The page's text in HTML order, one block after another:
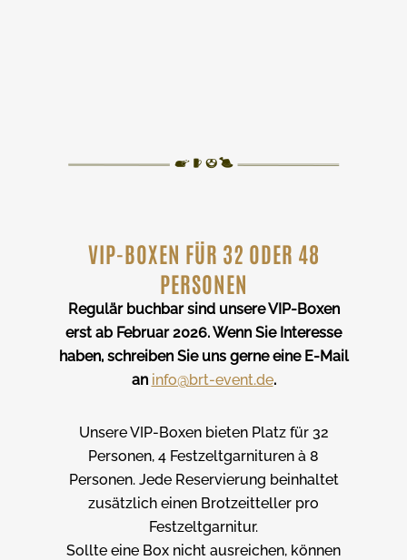
VIP-BOXEN FÜR 32 ODER 48
PERSONEN
Regulär buchbar sind unsere VIP-Boxen
erst ab Februar 2026. Wenn Sie Interesse
haben, schreiben Sie uns gerne eine E-Mail
an info@brt-event.de.
Unsere VIP-Boxen bieten Platz für 32
Personen, 4 Festzeltgarnituren à 8
Personen. Jede Reservierung beinhaltet
zusätzlich einen Brotzeitteller pro
Festzeltgarnitur.
Sollte eine Box nicht ausreichen, können